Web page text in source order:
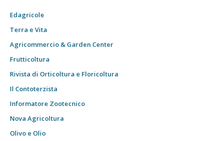
Edagricole
Terra e Vita
Agricommercio & Garden Center
Frutticoltura
Rivista di Orticoltura e Floricoltura
Il Contoterzista
Informatore Zootecnico
Nova Agricoltura
Olivo e Olio